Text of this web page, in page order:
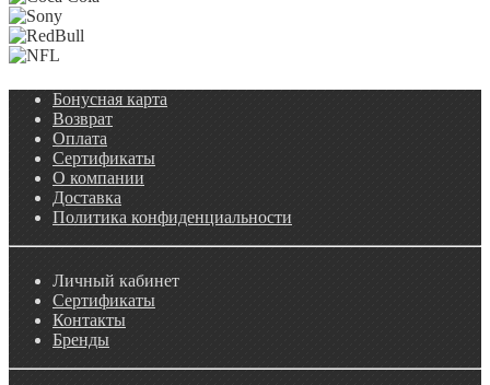
Бонусная карта
Возврат
Оплата
Сертификаты
О компании
Доставка
Политика конфиденциальности
Личный кабинет
Сертификаты
Контакты
Бренды